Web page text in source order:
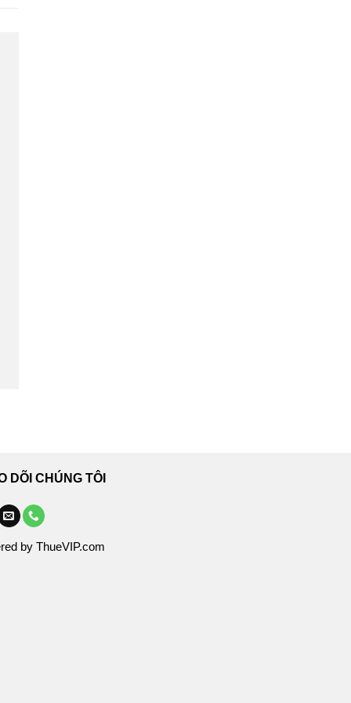
DÕI CHÚNG TÔI
by ThueVIP.com